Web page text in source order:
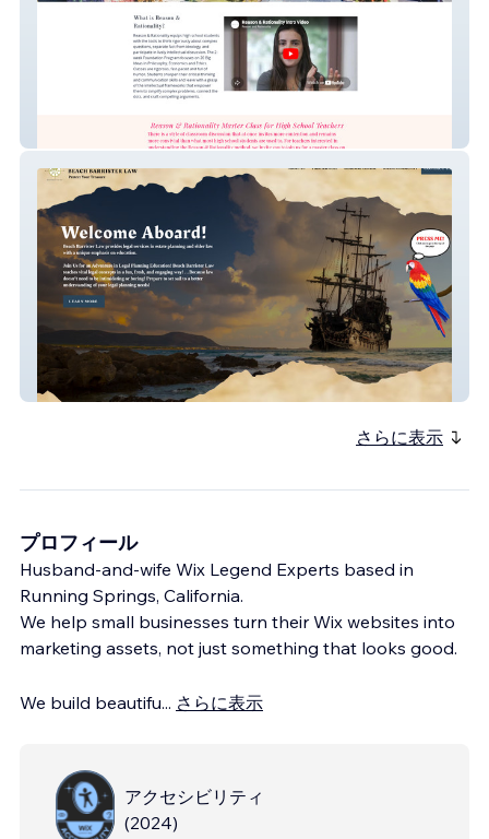
Reason & Rationality
Beach Barrister
さらに表示
プロフィール
Husband-and-wife Wix Legend Experts based in
Running Springs, California.
We help small businesses turn their Wix websites into
marketing assets, not just something that looks good.
We build beautifu... さらに表示
アクセシビリティ
(2024)